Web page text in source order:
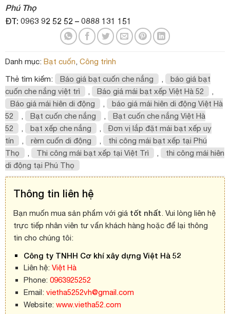
Phú Thọ
ĐT: 0963 92 52 52 – 0888 131 151
Danh mục: Bạt cuốn, Công trình
Thẻ tìm kiếm:
Báo giá bạt cuốn che nắng ,
báo giá bạt
cuốn che nắng việt trì
, Báo giá mái bạt xếp Việt Hà 52
,
Báo giá mái hiên di động
,
báo giá mái hiên di động Việt Hà
52
, Bạt cuốn che nắng ,
Bạt cuốn che nắng Việt Hà
52
, bạt xếp che nắng ,
Đơn vị lắp đặt mái bạt xếp uy
tín
, rèm cuốn di động ,
thi công mái bạt xếp tại Phú
Thọ
, Thi công mái bạt xếp tại Việt Trì ,
thi công mái hiên
di động tại Phú Thọ
Thông tin liên hệ
Bạn muốn mua sản phẩm với giá tốt nhất. Vui lòng liên hệ
trực tiếp nhân viên tư vấn khách hàng hoặc để lại thông
tin cho chúng tôi:
Công ty TNHH Cơ khí xây dựng Việt Hà 52
Liên hệ: Việt Hà
Phone: 0963925252
Email: vietha5252vh@gmail.com
Website: www.vietha52.com